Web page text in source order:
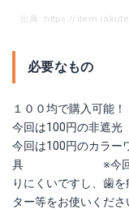
必要なもの
１００均で購
今回は100円の非
今回は100円のカラー
具 ※今回はクリ
りにくいですし、歯
ター等をお使いくだ